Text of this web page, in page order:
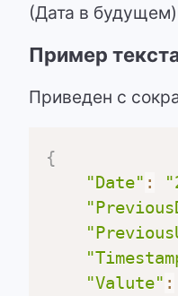
(Дата в
Пример
Приведен с
{
"Date" :
"Valute" :